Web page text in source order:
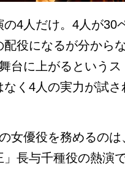
4人だけ。4人が30
役になるが分から
台に上がるという
く4人の実力が試
女優役を務めるの
」長与千種役の熱演